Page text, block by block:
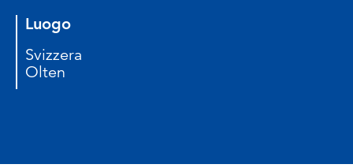
Luogo
Svizzera
Olten